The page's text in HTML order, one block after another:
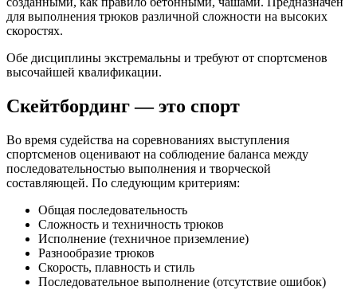
для выполнения трюков различной сложности на высоких
скоростях.
Обе дисциплины экстремальны и требуют от спортсменов
высочайшей квалификации.
Скейтбординг — это спорт
Во время судейства на соревнованиях выступления
спортсменов оценивают на соблюдение баланса между
последовательностью выполнения и творческой
составляющей. По следующим критериям:
Общая последовательность
Сложность и техничность трюков
Исполнение (техничное приземление)
Разнообразие трюков
Скорость, плавность и стиль
Последовательное выполнение (отсутствие ошибок)